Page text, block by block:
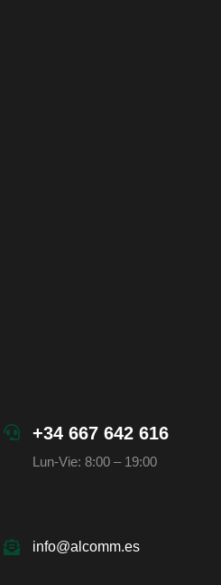
+34 667 642 616
Lun-Vie: 8:00 – 19:00
info@alcomm.es